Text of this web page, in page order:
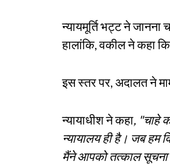
न्यायमूर्ति भट्ट ने जानना
हालांकि, वकील ने कहा
इस स्तर पर, अदालत ने
न्यायाधीश ने कहा, "चाहे
न्यायालय ही है। जब हम
मैंने आपको तत्काल सूचना